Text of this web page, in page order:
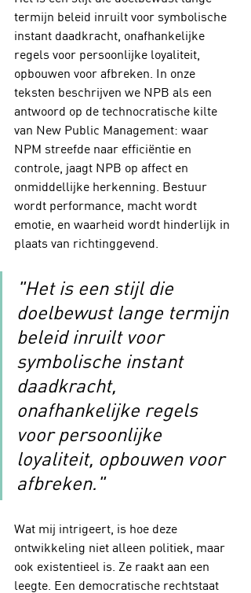
termijn beleid inruilt voor symbolische
instant daadkracht, onafhankelijke
regels voor persoonlijke loyaliteit,
opbouwen voor afbreken. In onze
teksten beschrijven we NPB als een
antwoord op de technocratische kilte
van New Public Management: waar
NPM streefde naar efficiëntie en
controle, jaagt NPB op affect en
onmiddellijke herkenning. Bestuur
wordt performance, macht wordt
emotie, en waarheid wordt hinderlijk in
plaats van richtinggevend.
"Het is een stijl die
doelbewust lange termijn
beleid inruilt voor
symbolische instant
daadkracht,
onafhankelijke regels
voor persoonlijke
loyaliteit, opbouwen voor
afbreken."
Wat mij intrigeert, is hoe deze
ontwikkeling niet alleen politiek, maar
ook existentieel is. Ze raakt aan een
leegte. Een democratische rechtstaat